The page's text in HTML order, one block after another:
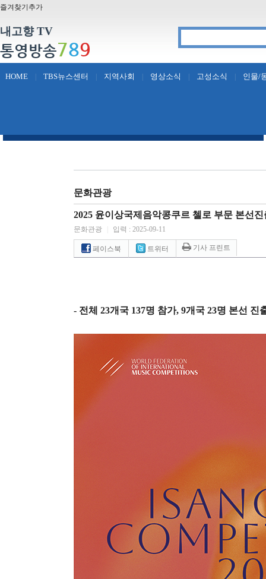
즐겨찾기추가
내고향 TV
통영방송789
HOME TBS뉴스센터 지역사회 영상소식 고성소식 인물/
문화관광
2025 윤이상국제음악콩쿠르 첼로 부문 본선
문화관광 입력 : 2025-09-11
페이스북 트위터 기사 프린트
- 전체 23개국 137명 참가, 9개국 23명 본선 진